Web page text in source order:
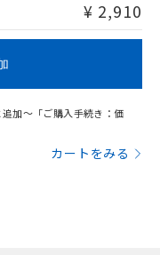
¥ 2,910
加～「ご購入手続き：価
カートをみる